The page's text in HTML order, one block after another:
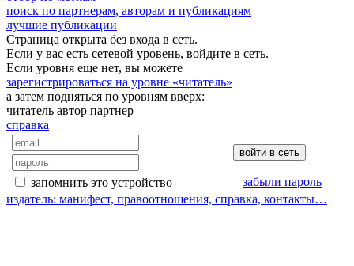
поиск по партнерам, авторам и публикациям
лучшие публикации
Страница открыта без входа в сеть.
Если у вас есть сетевой уровень, войдите в сеть.
Если уровня еще нет, вы можете
зарегистрироваться на уровне «читатель»
а затем подняться по уровням вверх:
читатель автор партнер
справка
запомнить это устройство
забыли пароль
издатель: манифест, правоотношения, справка, контакты…